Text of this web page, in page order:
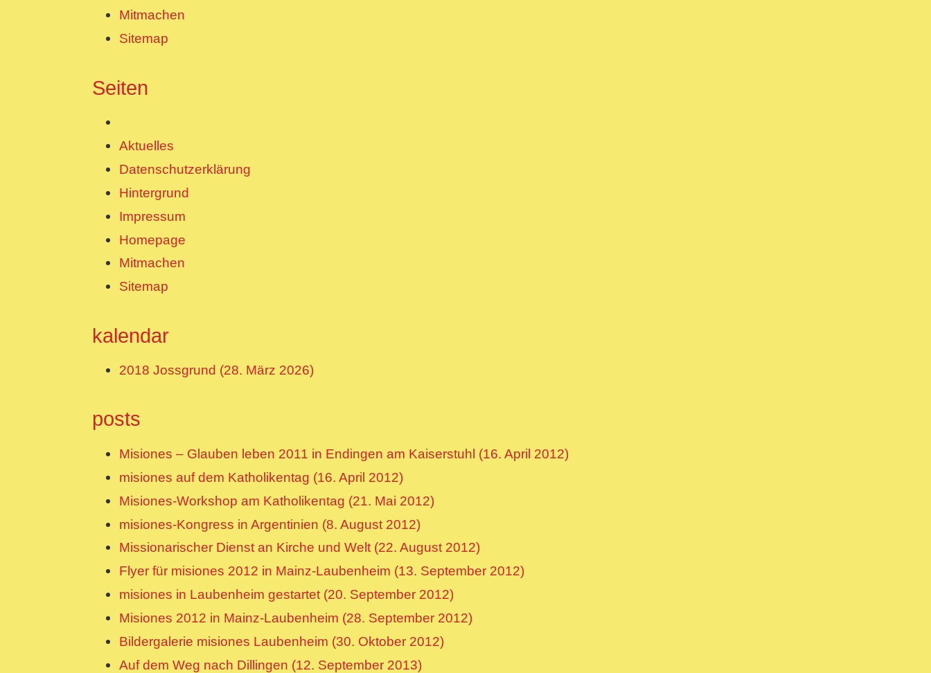
Mitmachen
Sitemap
Seiten
Aktuelles
Datenschutzerklärung
Hintergrund
Impressum
Homepage
Mitmachen
Sitemap
kalendar
2018 Jossgrund (28. März 2026)
posts
Misiones – Glauben leben 2011 in Endingen am Kaiserstuhl (16. April 2012)
misiones auf dem Katholikentag (16. April 2012)
Misiones-Workshop am Katholikentag (21. Mai 2012)
misiones-Kongress in Argentinien (8. August 2012)
Missionarischer Dienst an Kirche und Welt (22. August 2012)
Flyer für misiones 2012 in Mainz-Laubenheim (13. September 2012)
misiones in Laubenheim gestartet (20. September 2012)
Misiones 2012 in Mainz-Laubenheim (28. September 2012)
Bildergalerie misiones Laubenheim (30. Oktober 2012)
Auf dem Weg nach Dillingen (12. September 2013)